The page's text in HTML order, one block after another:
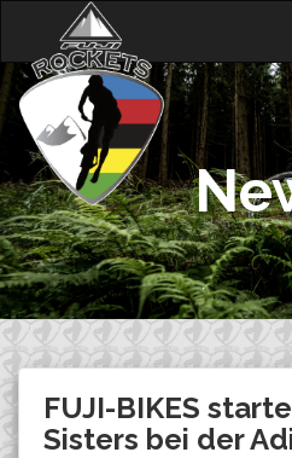
content
FUJI-BIKES
Sisters bei der